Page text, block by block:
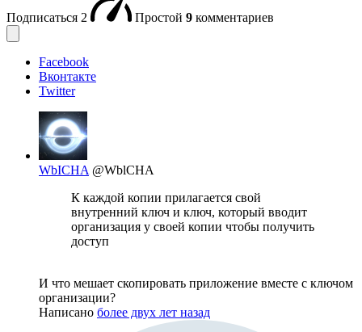
Подписаться 2 Простой 9 комментариев
Facebook
Вконтакте
Twitter
WbICHA @WblCHA
К каждой копии прилагается свой
внутренний ключ и ключ, который вводит
организация у своей копии чтобы получить
доступ
И что мешает скопировать приложение вместе с ключом
организации?
Написано более двух лет назад